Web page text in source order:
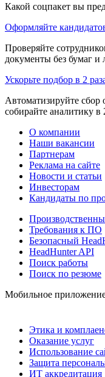
Какой соцпакет вы
Оформляйте
Проверяйте
документы без бумаг и
Ускорьте подбор в 2
Автоматизируйте сбор
собирайте аналитику в
О компании
Наши вакансии
Партнерам
Реклама на сайте
Новости и статьи
Инвесторам
Кандидаты по
Требования к ПО
Безопасный
HeadHunter API
Поиск работы
Поиск по резюме
Мобильное
Этика и
Оказание услуг
Использование
Защита
ИТ аккредитация